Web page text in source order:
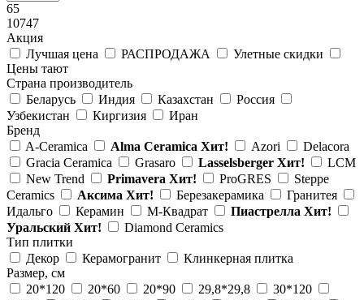
65
10747
Акция
Лучшая цена
РАСПРОДАЖА
Улетные скидки
Цены тают
Страна производитель
Беларусь
Индия Казахстан
Россия
Узбекистан
Киргизия
Иран
Бренд
A-Ceramica
Alma Ceramica Хит! Azori
Delacora
Gracia Ceramica
Grasaro Lasselsberger Хит!
LCM
New Trend
Primavera Хит! ProGRES
Steppe
Ceramics
Аксима Хит! Березакерамика
Гранитея
Идальго
Керамин М-Квадрат Пиастрелла Хит!
Уральский Хит!
Diamond Ceramics
Тип плитки
Декор
Керамогранит
Клинкерная плитка
Размер, см
20*120
20*60 20*90 29,8*29,8
30*120